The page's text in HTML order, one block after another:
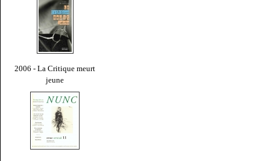
2006 - La Critique meurt
jeune